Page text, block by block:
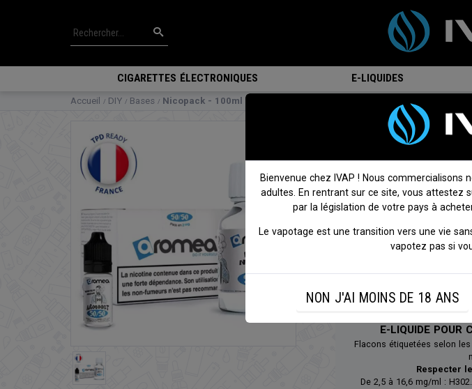
CIGARETTES ÉLECTRONIQUES E-LIQUIDES
Accueil DIY Bases Nicopack - 100ml - Aromea
Nicopack -
On attend votre avis !
Nicopack 100ml en 50/50 par
Disponible en 02, 04, 06 et
Ratio pg/vg :50/50
SI VOUS NE FUMEZ
E-LIQUIDE POUR
Flacons étiquetées selon
Respecter
De 2,5 à 16,6 mg/ml :
Bienvenue chez IVAP ! Nous
adultes. En rentrant sur ce site, vous attestez
par la législation de votre pays à
Le vapotage est une transition vers une vie
vapotez pas si
NON J'AI MOINS DE 18 ANS